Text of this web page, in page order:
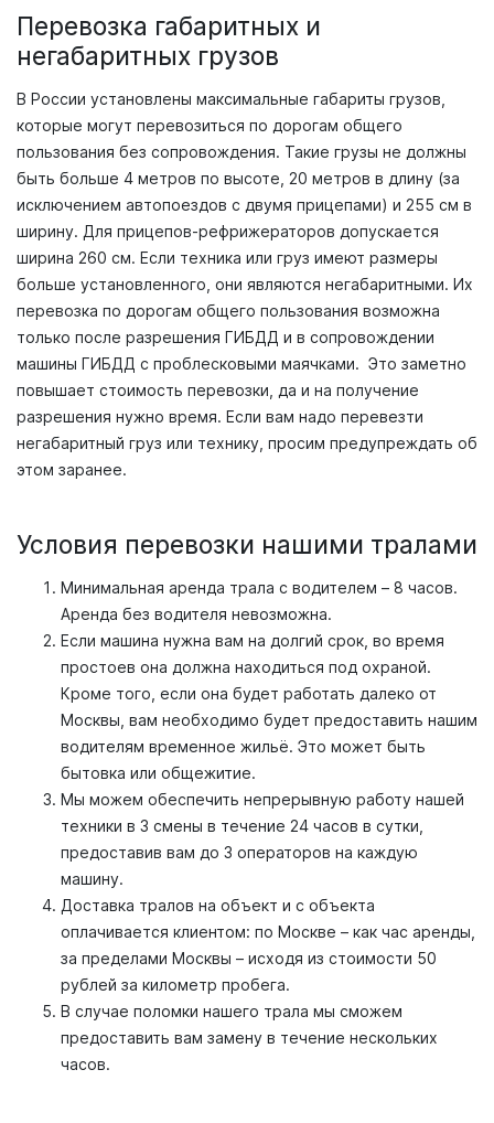
Перевозка габаритных и
негабаритных грузов
В России установлены максимальные габариты грузов,
которые могут перевозиться по дорогам общего
пользования без сопровождения. Такие грузы не должны
быть больше 4 метров по высоте, 20 метров в длину (за
исключением автопоездов с двумя прицепами) и 255 см в
ширину. Для прицепов-рефрижераторов допускается
ширина 260 см. Если техника или груз имеют размеры
больше установленного, они являются негабаритными. Их
перевозка по дорогам общего пользования возможна
только после разрешения ГИБДД и в сопровождении
машины ГИБДД с проблесковыми маячками. Это заметно
повышает стоимость перевозки, да и на получение
разрешения нужно время. Если вам надо перевезти
негабаритный груз или технику, просим предупреждать об
этом заранее.
Условия перевозки нашими тралами
Минимальная аренда трала с водителем – 8 часов.
Аренда без водителя невозможна.
Если машина нужна вам на долгий срок, во время
простоев она должна находиться под охраной.
Кроме того, если она будет работать далеко от
Москвы, вам необходимо будет предоставить нашим
водителям временное жильё. Это может быть
бытовка или общежитие.
Мы можем обеспечить непрерывную работу нашей
техники в 3 смены в течение 24 часов в сутки,
предоставив вам до 3 операторов на каждую
машину.
Доставка тралов на объект и с объекта
оплачивается клиентом: по Москве – как час аренды,
за пределами Москвы – исходя из стоимости 50
рублей за километр пробега.
В случае поломки нашего трала мы сможем
предоставить вам замену в течение нескольких
часов.